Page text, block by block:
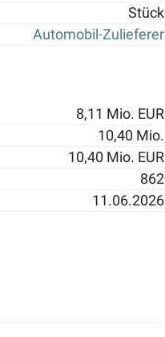
Stück
Automobil-Zulieferer
8,11 Mio. EUR
10,40 Mio.
10,40 Mio. EUR
862
11.06.2026